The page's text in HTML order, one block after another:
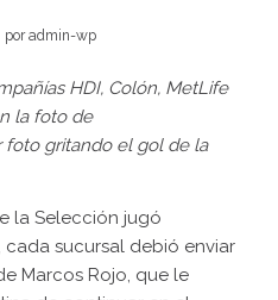
poradmin-wp
HDI, Colón, MetLife
la foto de
foto gritando el gol de la
la Selección jugó
sucursal debió enviar
Marcos Rojo, que le